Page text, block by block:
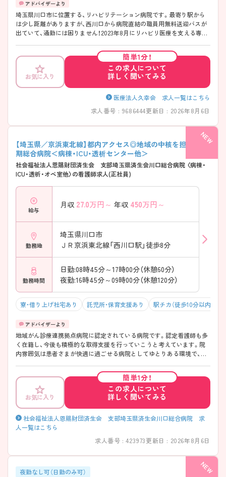
埼玉県川口市に位置する、リハビリテーション病院です。最寄り駅から
は少し距離がありますが、西川口から病院直結の職員用無料送迎バスが
出ていて、通勤には困りません！2023年8月にリハビリ医療を支える専門
す！年間休日も120日以上と、比較的お休みが多めのためオンオフ切り替
えて働きたい方にはおすすめです◎ ご興味のある方には、面接対策ポイ
ントなど、さらに詳細をお話しいたしますのでお気軽にご相談ください！
お気に入り
簡単1分！
この求人について
詳しく聞いてみる
医療法人久幸会 求人一覧はこちら
求人番号 : 9686444更新日 : 2026年8月6日
【埼玉県／京浜東北線】都内アクセス◎地域の中核を担う急性
期総合病院＜病棟・ICU・透析センター他＞
社会福祉法人恩賜財団済生会 支部埼玉県済生会川口総合病院 〈病棟・
ICU・透析・オペ室他〉の看護師求人(正社員)
給与
月収 27.0万円～ 年収 450万円～
勤務地
埼玉県川口市
ＪＲ京浜東北線「西川口駅」徒歩8分
勤務時間
日勤:08時45分～17時00分（休憩60分）
夜勤:16時45分～09時00分（休憩120分）
寮・借り上げ社宅あり 託児所・保育支援あり 駅チカ（徒歩10分以内）
地域がん診療連携拠点病院に認定されている病院です。認定看護師も多
く在籍し、今後も積極的な取得支援を行っていこうと考えています。院
内雰囲気は患者さまが快適に過ごせる病院としてゆとりある環境で、院
た、看護師をはじめとするスタッフの働きやすい職場づくりため、ナース
ステーションは病棟の真ん中に位置しています。独身寮完備、子育て中
の方も活躍できるよう託児所を完備など福利厚生が充実しています。西
川口駅より徒歩10分と通勤に便利です。PNS（パートナーシップ）を導入
し、中途職員へのサポート体制も充実しているため働きやすい環境を整
えておりますので看護師として長く勤務を続けたい方にはオススメの環
境です。 ご興味のある方は、詳細をお伝えしますので、お気軽にお問い合
お気に入り
簡単1分！
この求人について
詳しく聞いてみる
社会福祉法人恩賜財団済生会 支部埼玉県済生会川口総合病院 求
人一覧はこちら
求人番号 : 423973更新日 : 2026年8月6日
夜勤なし可（日勤のみ可）